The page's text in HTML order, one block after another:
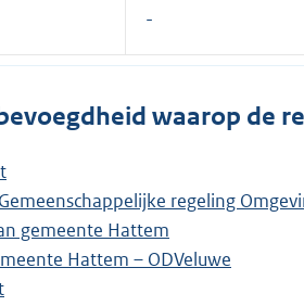
waarop de
regeling
gemeente Hattem
Hattem – ODVeluwe